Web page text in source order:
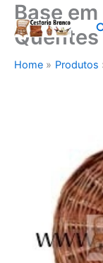
Skip
content
Base
Quentes
Home Produtos